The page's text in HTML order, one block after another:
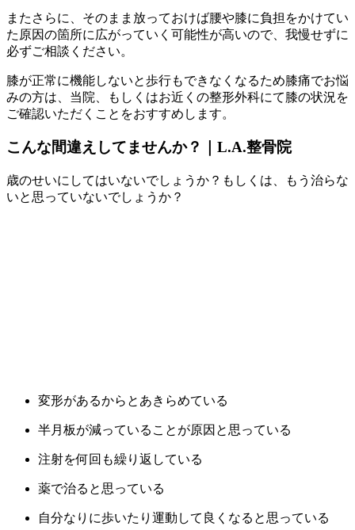
またさらに、そのまま放っておけば腰や膝に負担をかけてい
た原因の箇所に広がっていく可能性が高いので、我慢せずに
必ずご相談ください。
膝が正常に機能しないと歩行もできなくなるため膝痛でお悩
みの方は、当院、もしくはお近くの整形外科にて膝の状況を
ご確認いただくことをおすすめします。
こんな間違えしてませんか？｜L.A.整骨院
歳のせいにしてはいないでしょうか？もしくは、もう治らな
いと思っていないでしょうか？
変形があるからとあきらめている
半月板が減っていることが原因と思っている
注射を何回も繰り返している
薬で治ると思っている
自分なりに歩いたり運動して良くなると思っている